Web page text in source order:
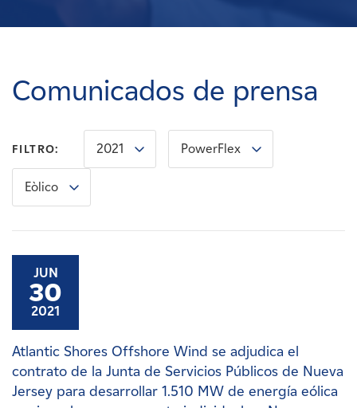
Carreras
Noticias
Contacte con
Comunicados de prensa
FILTRO: 2021 PowerFlex
Eòlico
JUN
30
2021
Atlantic Shores Offshore Wind se adjudica el
contrato de la Junta de Servicios Públicos de Nueva
Jersey para desarrollar 1.510 MW de energía eólica